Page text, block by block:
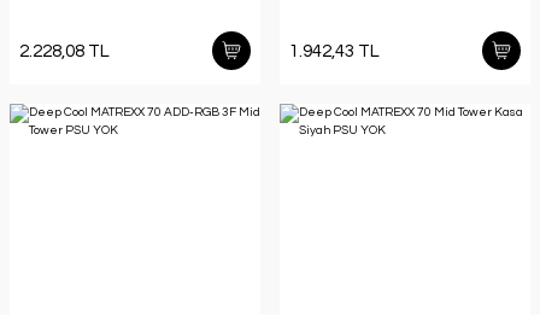
2.228,08 TL 1.942,43 TL